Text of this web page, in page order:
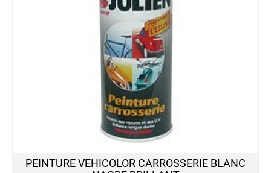
PEINTURE VEHICOLOR CARROSSERIE BLANC